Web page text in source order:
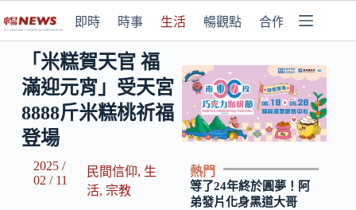
即時 時事 生活 暢觀點 合作媒體
「米糕賀天官 福
滿迎元宵」受天宮
8888斤米糕桃祈福
登場
2025 /
02 / 11
民間信仰, 生
活, 宗教
熱門
等了24年終於圓夢！阿
弟發片化身黑道大哥